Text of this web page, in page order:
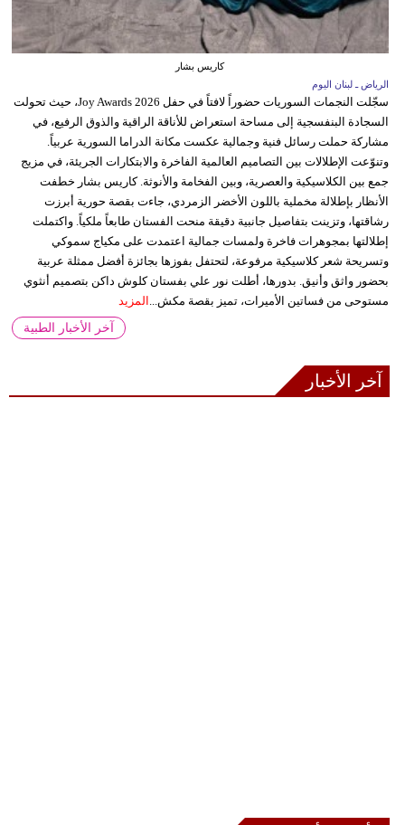
كاريس بشار
الرياض ـ لبنان اليوم
سجّلت النجمات السوريات حضوراً لافتاً في حفل Joy Awards 2026، حيث تحولت
السجادة البنفسجية إلى مساحة استعراض للأناقة الراقية والذوق الرفيع، في
مشاركة حملت رسائل فنية وجمالية عكست مكانة الدراما السورية عربياً.
وتنوّعت الإطلالات بين التصاميم العالمية الفاخرة والابتكارات الجريئة، في مزيج
جمع بين الكلاسيكية والعصرية، وبين الفخامة والأنوثة. كاريس بشار خطفت
الأنظار بإطلالة مخملية باللون الأخضر الزمردي، جاءت بقصة حورية أبرزت
رشاقتها، وتزينت بتفاصيل جانبية دقيقة منحت الفستان طابعاً ملكياً. واكتملت
إطلالتها بمجوهرات فاخرة ولمسات جمالية اعتمدت على مكياج سموكي
وتسريحة شعر كلاسيكية مرفوعة، لتحتفل بفوزها بجائزة أفضل ممثلة عربية
بحضور واثق وأنيق. بدورها، أطلت نور علي بفستان كلوش داكن بتصميم أنثوي
مستوحى من فساتين الأميرات، تميز بقصة مكش...
المزيد
آخر الأخبار الطبية
آخر الأخبار